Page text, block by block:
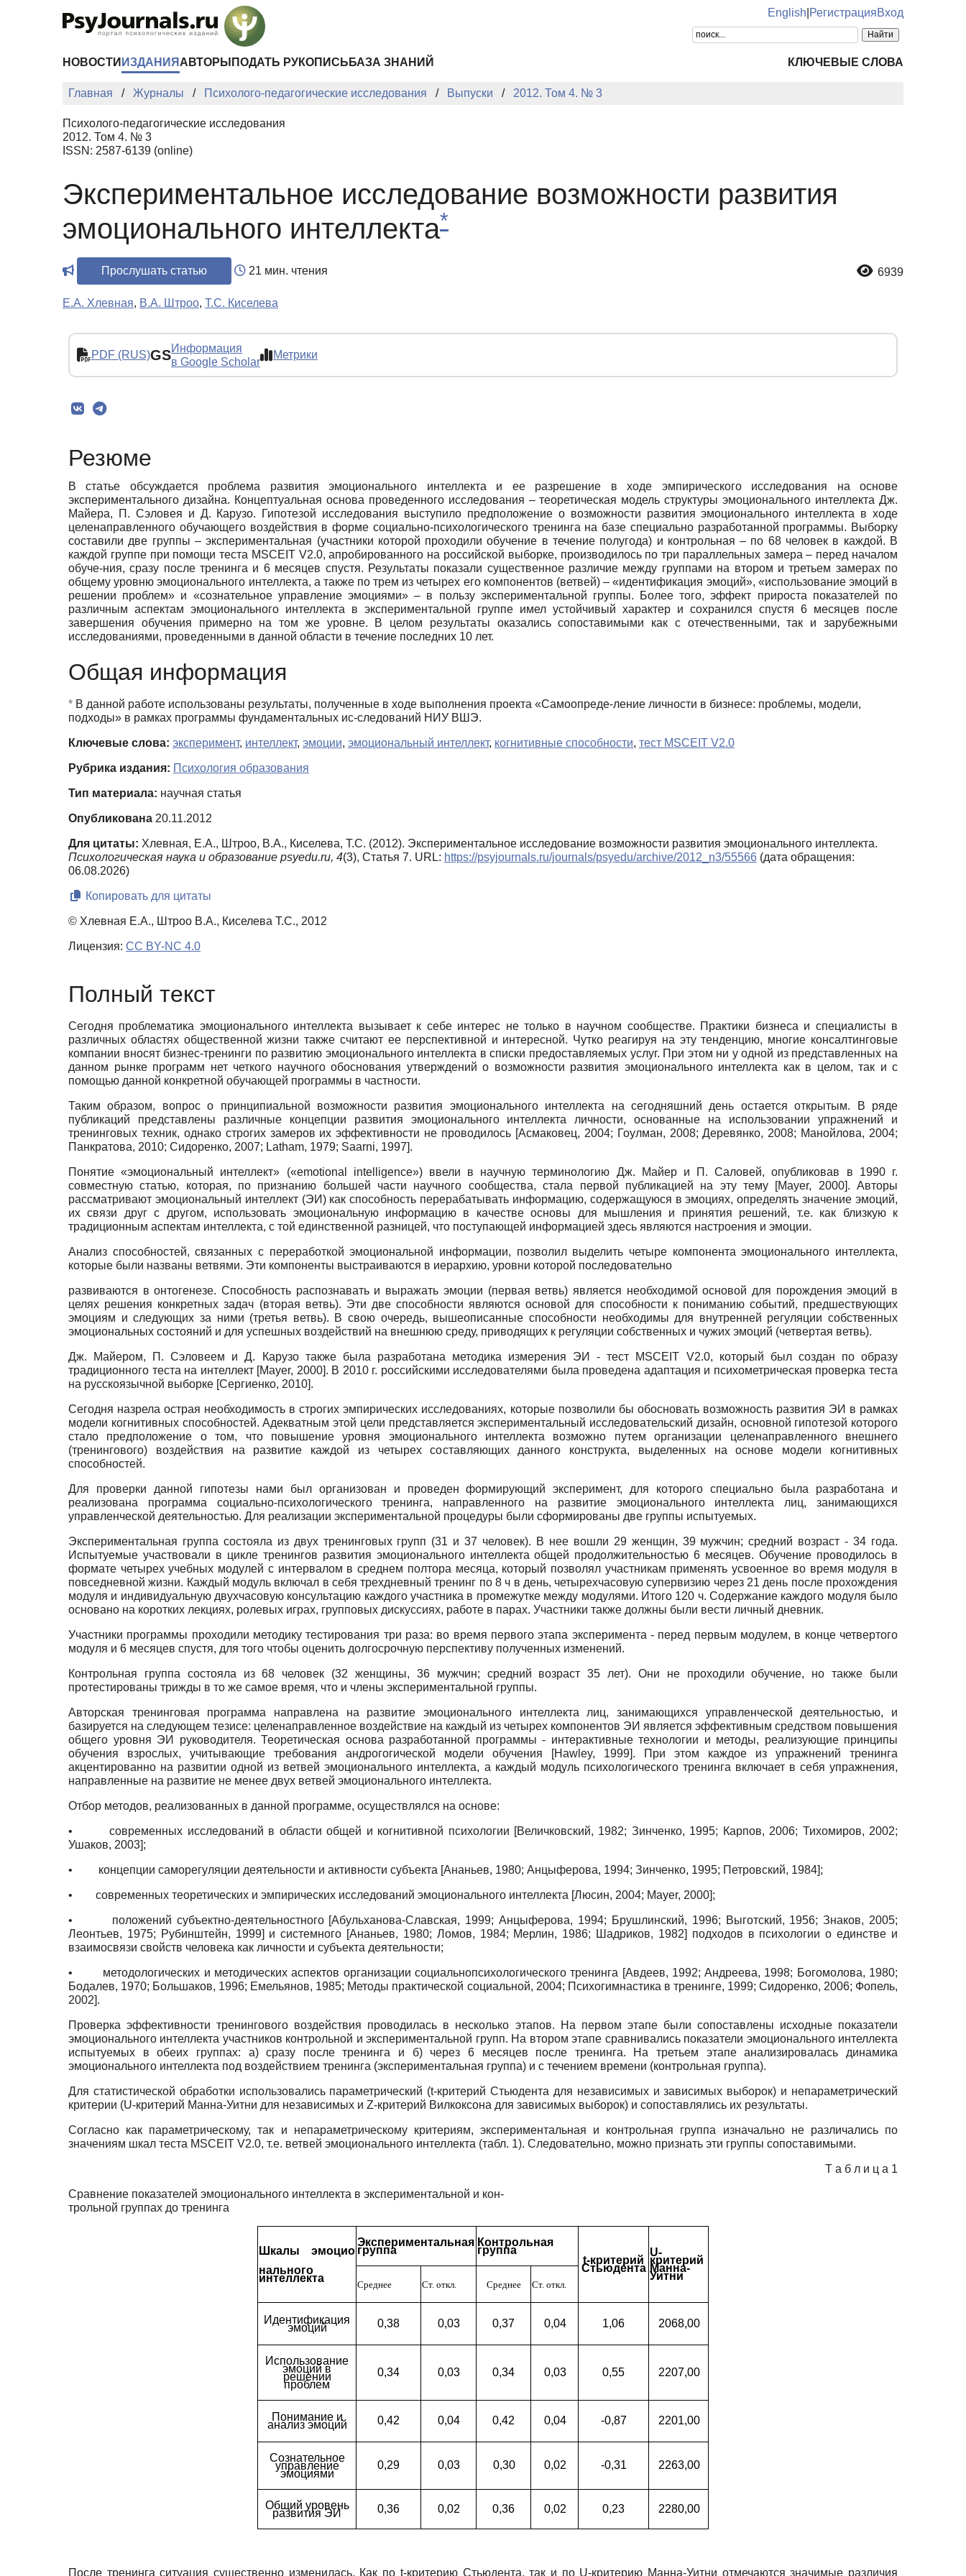
English РегистрацияВход
НОВОСТИ ИЗДАНИЯ АВТОРЫ ПОДАТЬ РУКОПИСЬ БАЗА ЗНАНИЙ КЛЮЧЕВЫЕ СЛОВА
Главная Журналы Психолого-педагогические исследования Выпуски 2012. Том 4. № 3
Психолого-педагогические исследования
2012. Том 4. № 3
ISSN: 2587-6139 (online)
Экспериментальное исследование возможности развития
эмоционального интеллекта*
Прослушать статью 21 мин. чтения 6939
Е.А. Хлевная, В.А. Штроо, Т.С. Киселева
PDF (RUS)GSИнформация
в Google Scholar
Метрики
Резюме
В статье обсуждается проблема развития эмоционального интеллекта и ее разрешение в ходе эмпирического исследования на основе
экспериментального дизайна. Концептуальная основа проведенного исследования – теоретическая модель структуры эмоционального интеллекта Дж.
Майера, П. Сэловея и Д. Карузо. Гипотезой исследования выступило предположение о возможности развития эмоционального интеллекта в ходе
целенаправленного обучающего воздействия в форме социально-психологического тренинга на базе специально разработанной программы. Выборку
составили две группы – экспериментальная (участники которой проходили обучение в течение полугода) и контрольная – по 68 человек в каждой. В
каждой группе при помощи теста MSCEIT V2.0, апробированного на российской выборке, производилось по три параллельных замера – перед началом
обуче-ния, сразу после тренинга и 6 месяцев спустя. Результаты показали существенное различие между группами на втором и третьем замерах по
общему уровню эмоционального интеллекта, а также по трем из четырех его компонентов (ветвей) – «идентификация эмоций», «использование эмоций в
решении проблем» и «сознательное управление эмоциями» – в пользу экспериментальной группы. Более того, эффект прироста показателей по
различным аспектам эмоционального интеллекта в экспериментальной группе имел устойчивый характер и сохранился спустя 6 месяцев после
завершения обучения примерно на том же уровне. В целом результаты оказались сопоставимыми как с отечественными, так и зарубежными
исследованиями, проведенными в данной области в течение последних 10 лет.
Общая информация
* В данной работе использованы результаты, полученные в ходе выполнения проекта «Самоопреде-ление личности в бизнесе: проблемы, модели,
подходы» в рамках программы фундаментальных ис-следований НИУ ВШЭ.
Ключевые слова: эксперимент, интеллект, эмоции, эмоциональный интеллект, когнитивные способности, тест MSCEIT V2.0
Рубрика издания: Психология образования
Тип материала: научная статья
Опубликована 20.11.2012
Для цитаты: Хлевная, Е.А., Штроо, В.А., Киселева, Т.С. (2012). Экспериментальное исследование возможности развития эмоционального интеллекта.
Психологическая наука и образование psyedu.ru, 4(3), Статья 7. URL: https://psyjournals.ru/journals/psyedu/archive/2012_n3/55566 (дата обращения:
06.08.2026)
Копировать для цитаты
© Хлевная Е.А., Штроо В.А., Киселева Т.С., 2012
Лицензия: CC BY-NC 4.0
Полный текст
Сегодня проблематика эмоционального интеллекта вызывает к себе интерес не только в научном сообществе. Практики бизнеса и специалисты в
различных областях общественной жизни также считают ее перспективной и интересной. Чутко реагируя на эту тенденцию, многие консалтинговые
компании вносят бизнес-тренинги по развитию эмоционального интеллекта в списки предоставляемых услуг. При этом ни у одной из представленных на
данном рынке программ нет четкого научного обоснования утверждений о возможности развития эмоционального интеллекта как в целом, так и с
помощью данной конкретной обучающей программы в частности.
Таким образом, вопрос о принципиальной возможности развития эмоционального интеллекта на сегодняшний день остается открытым. В ряде
публикаций представлены различные концепции развития эмоционального интеллекта личности, основанные на использовании упражнений и
тренинговых техник, однако строгих замеров их эффективности не проводилось [Асмаковец, 2004; Гоулман, 2008;Деревянко, 2008; Манойлова, 2004;
Панкратова, 2010; Сидоренко, 2007; Latham, 1979; Saarni, 1997].
Понятие «эмоциональный интеллект» («emotional intelligence») ввели в научную терминологию Дж. Майер и П. Саловей, опубликовав в 1990 г.
совместную статью, которая, по признанию большей части научного сообщества, стала первой публикацией на эту тему
[Mayer, 2000]. Авторы
рассматривают эмоциональный интеллект (ЭИ) как способность перерабатывать информацию, содержащуюся в эмоциях, определять значение эмоций,
их связи друг с другом, использовать эмоциональную информацию в качестве основы для мышления и принятия решений, т.е. как близкую к
традиционным аспектам интеллекта, с той единственной разницей, что поступающей информацией здесь являются настроения и эмоции.
Анализ способностей, связанных с переработкой эмоциональной информации, позволил выделить четыре компонента эмоционального интеллекта,
которые были названы ветвями. Эти компоненты выстраиваются в иерархию, уровни которой последовательно
развиваются в онтогенезе. Способность распознавать и выражать эмоции (первая ветвь) является необходимой основой для порождения эмоций в
целях решения конкретных задач (вторая ветвь). Эти две способности являются основой для способности к пониманию событий, предшествующих
эмоциям и следующих за ними (третья ветвь). В свою очередь, вышеописанные способности необходимы для внутренней регуляции собственных
эмоциональных состояний и для успешных воздействий на внешнюю среду, приводящих к регуляции собственных и чужих эмоций (четвертая ветвь).
Дж. Майером, П. Сэловеем и Д. Карузо также была разработана методика измерения ЭИ - тест MSCEIT V2.0, который был создан по образу
традиционного теста на интеллект [Mayer, 2000]. В 2010 г. российскими исследователями была проведена адаптация и психометрическая проверка теста
на русскоязычной выборке [Сергиенко, 2010].
Сегодня назрела острая необходимость в строгих эмпирических исследованиях, которые позволили бы обосновать возможность развития ЭИ в рамках
модели когнитивных способностей. Адекватным этой цели представляется экспериментальный исследовательский дизайн, основной гипотезой которого
стало предположение о том, что повышение уровня эмоционального интеллекта возможно путем организации целенаправленного внешнего
(тренингового) воздействия на развитие каждой из четырех составляющих данного конструкта, выделенных на основе модели когнитивных
способностей.
Для проверки данной гипотезы нами был организован и проведен формирующий эксперимент, для которого специально была разработана и
реализована программа социально-психологического тренинга, направленного на развитие эмоционального интеллекта лиц, занимающихся
управленческой деятельностью. Для реализации экспериментальной процедуры были сформированы две группы испытуемых.
Экспериментальная группа состояла из двух тренинговых групп (31 и 37 человек). В нее вошли 29 женщин, 39 мужчин; средний возраст - 34 года.
Испытуемые участвовали в цикле тренингов развития эмоционального интеллекта общей продолжительностью 6 месяцев. Обучение проводилось в
формате четырех учебных модулей с интервалом в среднем полтора месяца, который позволял участникам применять усвоенное во время модуля в
повседневной жизни. Каждый модуль включал в себя трехдневный тренинг по 8 ч в день, четырехчасовую супервизию через 21 день после прохождения
модуля и индивидуальную двухчасовую консультацию каждого участника в промежутке между модулями. Итого 120 ч. Содержание каждого модуля было
основано на коротких лекциях, ролевых играх, групповых дискуссиях, работе в парах. Участники также должны были вести личный дневник.
Участники программы проходили методику тестирования три раза: во время первого этапа эксперимента - перед первым модулем, в конце четвертого
модуля и 6 месяцев спустя, для того чтобы оценить долгосрочную перспективу полученных изменений.
Контрольная группа состояла из 68 человек (32 женщины, 36 мужчин; средний возраст 35 лет). Они не проходили обучение, но также были
протестированы трижды в то же самое время, что и члены экспериментальной группы.
Авторская тренинговая программа направлена на развитие эмоционального интеллекта лиц, занимающихся управленческой деятельностью, и
базируется на следующем тезисе: целенаправленное воздействие на каждый из четырех компонентов ЭИ является эффективным средством повышения
общего уровня ЭИ руководителя. Теоретическая основа разработанной программы - интерактивные технологии и методы, реализующие принципы
обучения взрослых, учитывающие требования андрогогической модели обучения
[Hawley, 1999]. При этом каждое из упражнений тренинга
акцентированно на развитии одной из ветвей эмоционального интеллекта, а каждый модуль психологического тренинга включает в себя упражнения,
направленные на развитие не менее двух ветвей эмоционального интеллекта.
Отбор методов, реализованных в данной программе, осуществлялся на основе:
•современных исследований в области общей и когнитивной психологии [Величковский, 1982; Зинченко, 1995; Карпов, 2006; Тихомиров, 2002;
Ушаков, 2003];
• концепции саморегуляции деятельности и активности субъекта [Ананьев, 1980; Анцыферова, 1994; Зинченко, 1995; Петровский, 1984];
• современных теоретических и эмпирических исследований эмоционального интеллекта [Люсин, 2004; Mayer, 2000];
• положений субъектно-деятельностного [Абульханова-Славская, 1999;Анцыферова, 1994; Брушлинский, 1996; Выготский, 1956;Знаков, 2005;
Леонтьев, 1975; Рубинштейн, 1999] и системного [Ананьев, 1980; Ломов, 1984; Мерлин, 1986; Шадриков, 1982] подходов в психологии о единстве и
взаимосвязи свойств человека как личности и субъекта деятельности;
• методологических и методических аспектов организации социально­психологического тренинга [Авдеев, 1992;Андреева, 1998; Богомолова, 1980;
Бодалев, 1970; Большаков, 1996; Емельянов, 1985; Методы практической социальной, 2004; Психогимнастика в тренинге, 1999; Сидоренко, 2006; Фопель,
2002].
Проверка эффективности тренингового воздействия проводилась в несколько этапов. На первом этапе были сопоставлены исходные показатели
эмоционального интеллекта участников контрольной и экспериментальной групп. На втором этапе сравнивались показатели эмоционального интеллекта
испытуемых в обеих группах: а) сразу после тренинга и б) через 6 месяцев после тренинга. На третьем этапе анализировалась динамика
эмоционального интеллекта под воздействием тренинга (экспериментальная группа) и с течением времени (контрольная группа).
Для статистической обработки использовались параметрический (t-критерий Стью­дента для независимых и зависимых выборок) и непараметрический
критерии (U-критерий Манна-Уитни для независимых и Z-критерий Вилкоксона для зависимых выборок) и сопоставлялись их результаты.
Согласно как параметрическому, так и непараметрическому критериям, экспериментальная и контрольная группа изначально не различались по
значениям шкал теста MSCEIT V2.0, т.е. ветвей эмоционального интеллекта (табл. 1). Следовательно, можно признать эти группы сопоставимыми.
Т а б л и ц а 1
Сравнение показателей эмоционального интеллекта в экспериментальной и кон-
трольной группах до тренинга
Шкалы
эмоцио­
нального
интеллекта
Экспериментальная
группа
Контрольная
группа
t-критерий
Стьюдента
U-
критерий
Манна-
Уитни
Среднее Ст. откл. Среднее Ст. откл.
Идентификация
эмоций 0,38 0,03 0,37 0,04 1,06 2068,00
Использование
эмоций в
решении
проблем
0,34 0,03 0,34 0,03 0,55 2207,00
Понимание и
анализ эмоций 0,42 0,04 0,42 0,04 -0,87 2201,00
Сознательное
управление
эмоциями
0,29 0,03 0,30 0,02 -0,31 2263,00
Общий уровень
развития ЭИ 0,36 0,02 0,36 0,02 0,23 2280,00
После тренинга ситуация существенно изменилась. Как по t-критерию Стьюдента, так и по U-критерию Манна-Уитни отмечаются значимые различия